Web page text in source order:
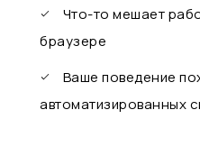
Что-то мешает
браузере
Ваше поведение
автоматизированных